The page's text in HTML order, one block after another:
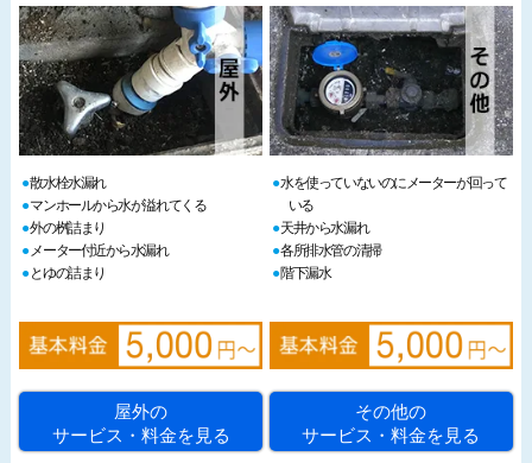
散水栓水漏れ
マンホールから水が溢れてくる
外の桝詰まり
メーター付近から水漏れ
とゆの詰まり
屋外の
サービス・料金を見る
水を使っていないのにメーターが回って
いる
天井から水漏れ
各所排水管の清掃
階下漏水
その他の
サービス・料金を見る